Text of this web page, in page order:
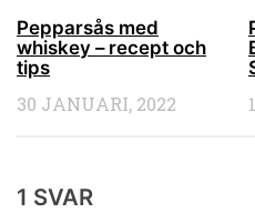
Pepparsås med
whiskey – recept och
tips
30 JANUARI, 2022
1 SVAR